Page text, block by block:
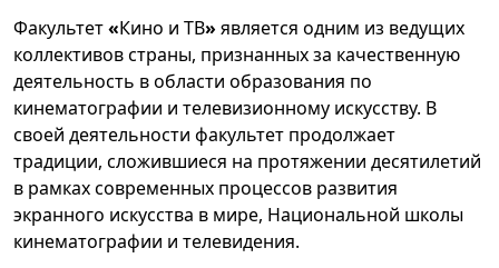
Факультет«Кино и ТВ»является одним из ведущих
коллективов страны, признанных за качественную
деятельность в области образования по
кинематографии и телевизионному искусству. В
своей деятельности факультет продолжает
традиции, сложившиеся на протяжении десятилетий
в рамках современных процессов развития
экранного искусства в мире, Национальной школы
кинематографии и телевидения.